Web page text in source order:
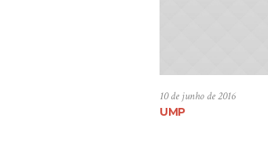
10 de junho de 2016
UMP